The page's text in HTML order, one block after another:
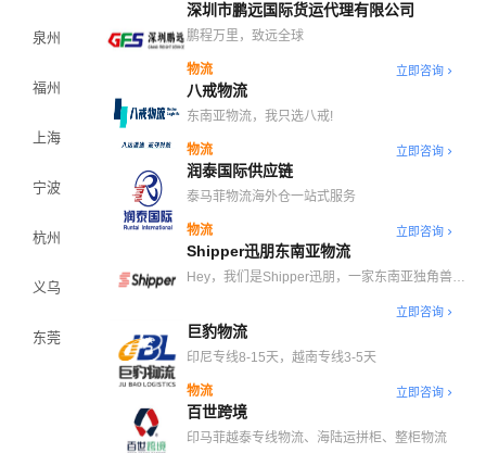
泉州
福州
上海
宁波
杭州
义乌
东莞
深圳市鹏远国际货运代理有限公司
鹏程万里，致远全球
物流 立即咨询
八戒物流
东南亚物流，我只选八戒!
物流 立即咨询
润泰国际供应链
泰马菲物流海外仓一站式服务
物流 立即咨询
Shipper迅朋东南亚物流
Hey，我们是Shipper迅朋，一家东南亚独角兽物
自营300家仓储中心，主营东南亚头程物流、印尼
海外仓。
立即咨询
巨豹物流
印尼专线8-15天，越南专线3-5天
物流 立即咨询
百世跨境
印马菲越泰专线物流、海陆运拼柜、整柜物流